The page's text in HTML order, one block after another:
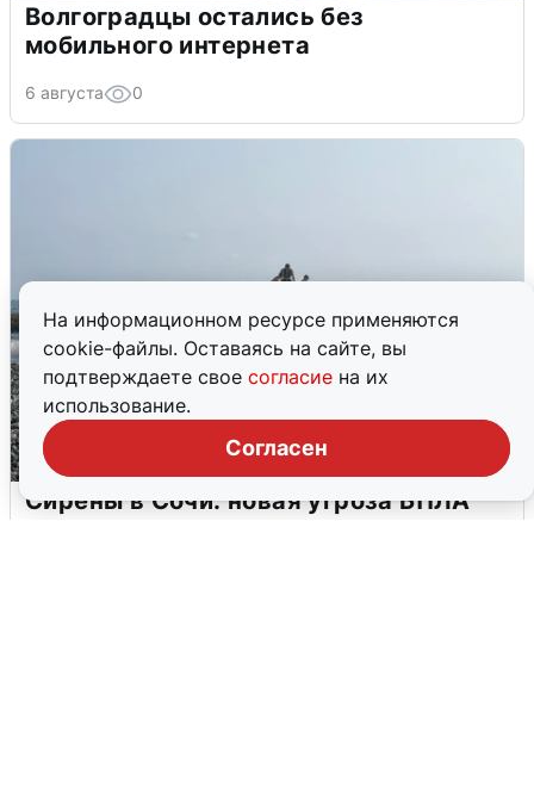
На информационном ресурсе применяются
cookie-файлы. Оставаясь на сайте, вы
подтверждаете свое согласие на их
использование.
Согласен
Волгоградцы остались без
мобильного интернета
6 августа 0
Сирены в Сочи: новая угроза БПЛА